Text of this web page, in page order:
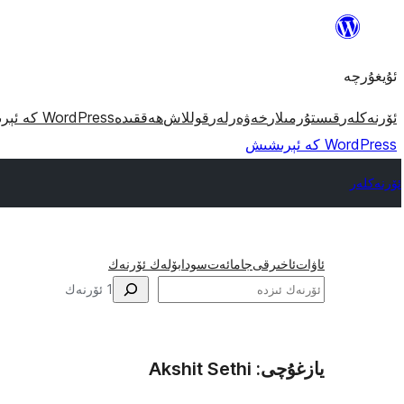
مەزمۇنغا
ئۇيغۇرچە
ئۆرنەكلەر قىستۇرمىلار خەۋەرلەر قوللاشھەققىدەWordPress كە ئېرىشىش
WordPress كە ئېرىشىش
ئۆرنەكلەر
ئاۋاتئاخىرقىجامائەتسودابۆلەك ئۆرنەك
ئىزدە 1 ئۆرنەك
يازغۇچى: Akshit Sethi